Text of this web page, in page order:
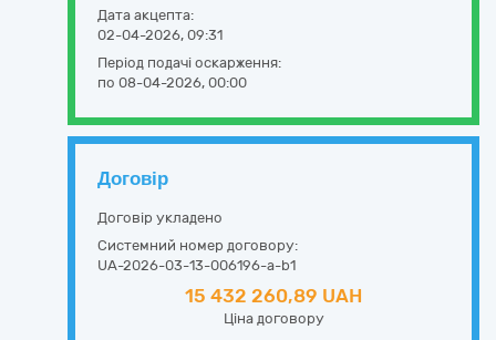
Дата акцепта:
02-04-2026, 09:31
Період подачі оскарження:
по 08-04-2026, 00:00
Договір
Договір укладено
Системний номер договору:
UA-2026-03-13-006196-a-b1
15 432 260,89 UAH
Ціна договору